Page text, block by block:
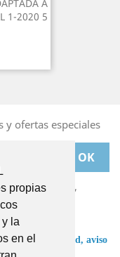
propias
la
en el
A
1-2020 5
ofertas especiales
Para ello,
de privacidad, aviso